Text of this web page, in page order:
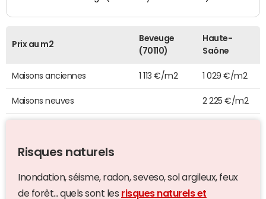
Prix au m2
Beveuge
(70110)
Haute-
Saône
Maisons anciennes 1 113 €/m2 1 029 €/m2
Maisons neuves 2 225 €/m2
Risques naturels
Inondation, séisme, radon, seveso, sol argileux, feux
de forêt... quels sont les risques naturels et